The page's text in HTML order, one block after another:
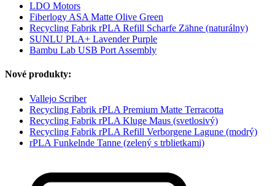
LDO Motors
Fiberlogy ASA Matte Olive Green
Recycling Fabrik rPLA Refill Scharfe Zähne (naturálny)
SUNLU PLA+ Lavender Purple
Bambu Lab USB Port Assembly
Nové produkty:
Vallejo Scriber
Recycling Fabrik rPLA Premium Matte Terracotta
Recycling Fabrik rPLA Kluge Maus (svetlosivý)
Recycling Fabrik rPLA Refill Verborgene Lagune (modrý)
rPLA Funkelnde Tanne (zelený s trblietkami)